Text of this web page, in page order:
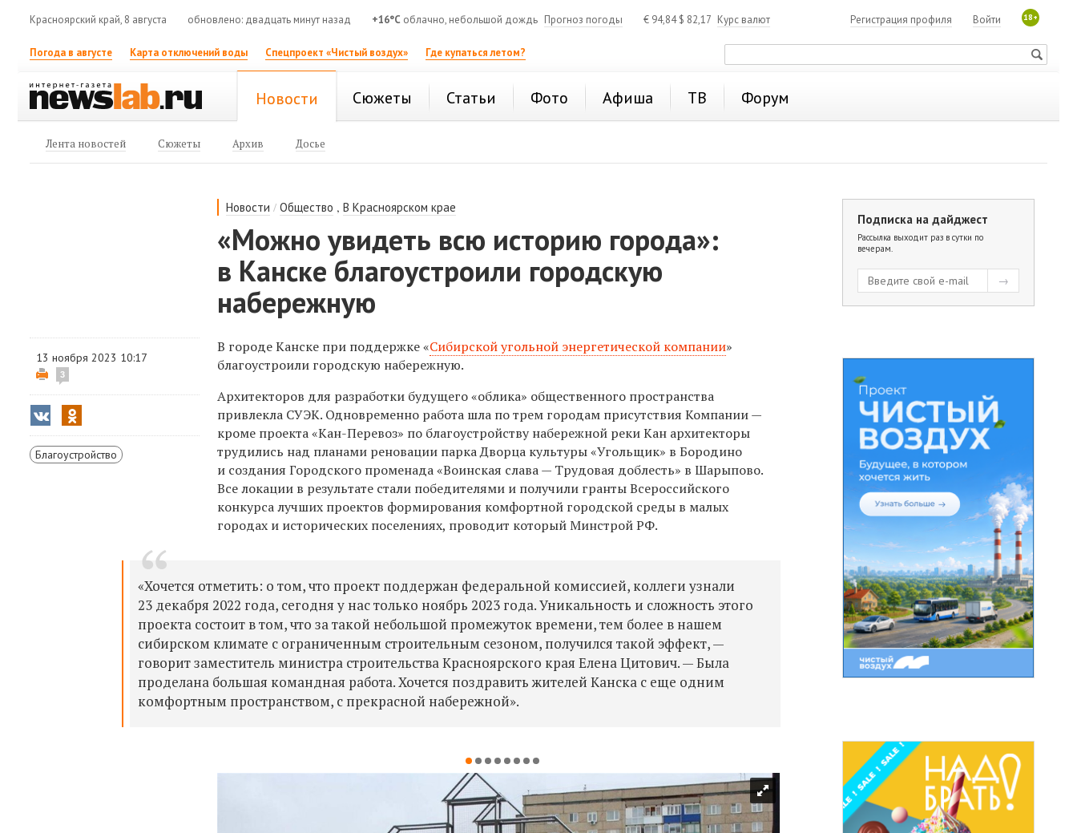
Красноярский край, 8 августа обновлено: двадцать минут назад +16°C облачно, небольшой дождь Прогноз погоды € 94,84$ 82,17 Курс валют 18+
Войти
Регистрация профиля
Погода в августе Карта отключений воды Спецпроект «Чистый воздух» Где купаться летом?
Новости Сюжеты Статьи Фото Афиша ТВ Форум
Лента новостей Сюжеты Архив Досье
Новости /Общество ,В Красноярском крае
«Можно увидеть всю историю города»:
в Канске благоустроили городскую
набережную
13 ноября 2023 10:17
3
Благоустройство
В городе Канске при поддержке «Сибирской угольной энергетической компании»
благоустроили городскую набережную.
Архитекторов для разработки будущего «облика» общественного пространства
привлекла СУЭК. Одновременно работа шла по трем городам присутствия Компании —
кроме проекта «Кан-Перевоз» по благоустройству набережной реки Кан архитекторы
трудились над планами реновации парка Дворца культуры «Угольщик» в Бородино
и создания Городского променада «Воинская слава — Трудовая доблесть» в Шарыпово.
Все локации в результате стали победителями и получили гранты Всероссийского
конкурса лучших проектов формирования комфортной городской среды в малых
городах и исторических поселениях, проводит который Минстрой РФ.
«Хочется отметить: о том, что проект поддержан федеральной комиссией, коллеги узнали
23 декабря 2022 года, сегодня у нас только ноябрь 2023 года. Уникальность и сложность этого
проекта состоит в том, что за такой небольшой промежуток времени, тем более в нашем
сибирском климате с ограниченным строительным сезоном, получился такой эффект, —
говорит заместитель министра строительства Красноярского края Елена Цитович. — Была
проделана большая командная работа. Хочется поздравить жителей Канска с еще одним
комфортным пространством, с прекрасной набережной».
Подписка на дайджест
Рассылка выходит раз в сутки по
вечерам.